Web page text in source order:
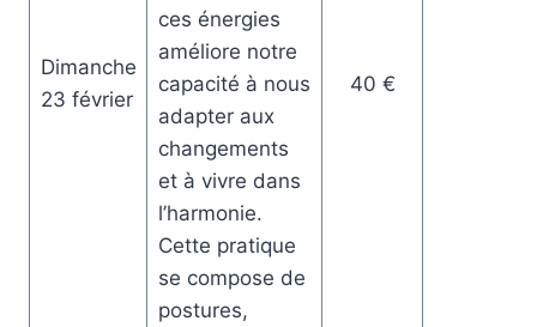
Dimanche
23 février
ces énergies
améliore notre
capacité à nous
adapter aux
changements
et à vivre dans
l’harmonie.
Cette pratique
se compose de
postures,
40 €